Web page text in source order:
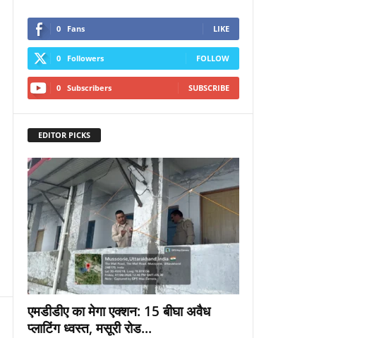
0 Fans LIKE
0 Followers FOLLOW
0 Subscribers SUBSCRIBE
EDITOR PICKS
एमडीडीए का मेगा एक्शन: 15 बीघा अवैध
प्लाटिंग ध्वस्त, मसूरी रोड...